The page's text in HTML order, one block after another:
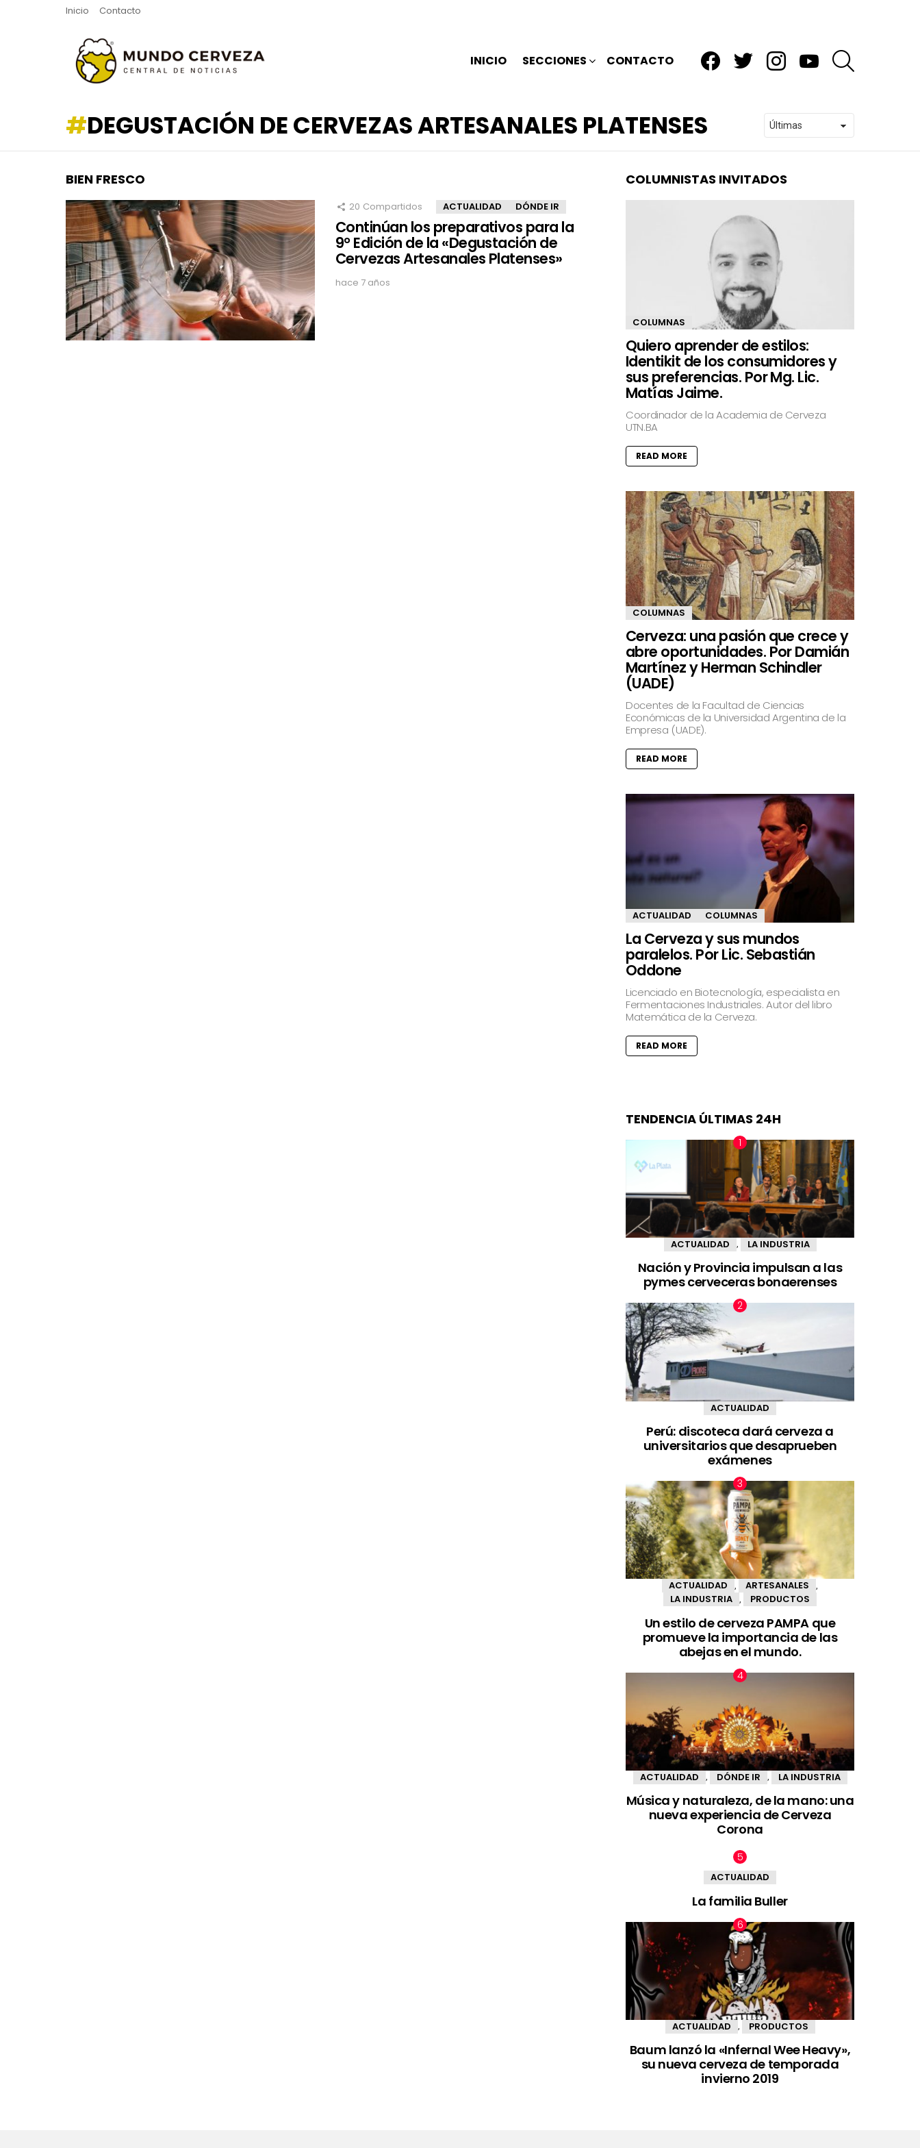
Inicio Contacto
INICIO SECCIONES CONTACTO
DEGUSTACIÓN DE CERVEZAS ARTESANALES PLATENSES
BIEN FRESCO
20 Compartidos ACTUALIDAD DÓNDE IR
Continúan los preparativos para la
9° Edición de la «Degustación de
Cervezas Artesanales Platenses»
hace 7 años
COLUMNISTAS INVITADOS
COLUMNAS
Quiero aprender de estilos:
Identikit de los consumidores y
sus preferencias. Por Mg. Lic.
Matías Jaime.
Coordinador de la Academia de Cerveza
UTN.BA
READ MORE
COLUMNAS
Cerveza: una pasión que crece y
abre oportunidades. Por Damián
Martínez y Herman Schindler
(UADE)
Docentes de la Facultad de Ciencias
Económicas de la Universidad Argentina de la
Empresa (UADE).
READ MORE
ACTUALIDAD COLUMNAS
La Cerveza y sus mundos
paralelos. Por Lic. Sebastián
Oddone
Licenciado en Biotecnología, especialista en
Fermentaciones Industriales. Autor del libro
Matemática de la Cerveza.
READ MORE
TENDENCIA ÚLTIMAS 24H
ACTUALIDAD , LA INDUSTRIA
Nación y Provincia impulsan a las
pymes cerveceras bonaerenses
ACTUALIDAD
Perú: discoteca dará cerveza a
universitarios que desaprueben
exámenes
ACTUALIDAD ARTESANALES
LA INDUSTRIA PRODUCTOS
Un estilo de cerveza PAMPA que
promueve la importancia de las
abejas en el mundo.
ACTUALIDAD , DÓNDE IR , LA INDUSTRIA
Música y naturaleza, de la mano: una
nueva experiencia de Cerveza
Corona
ACTUALIDAD
La familia Buller
ACTUALIDAD , PRODUCTOS
Baum lanzó la «Infernal Wee Heavy»,
su nueva cerveza de temporada
invierno 2019